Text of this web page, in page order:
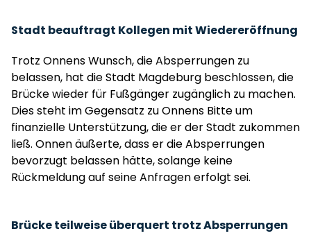
Stadt beauftragt Kollegen mit Wiedereröffnung
Trotz Onnens Wunsch, die Absperrungen zu
belassen, hat die Stadt Magdeburg beschlossen, die
Brücke wieder für Fußgänger zugänglich zu machen.
Dies steht im Gegensatz zu Onnens Bitte um
finanzielle Unterstützung, die er der Stadt zukommen
ließ. Onnen äußerte, dass er die Absperrungen
bevorzugt belassen hätte, solange keine
Rückmeldung auf seine Anfragen erfolgt sei.
Brücke teilweise überquert trotz Absperrungen